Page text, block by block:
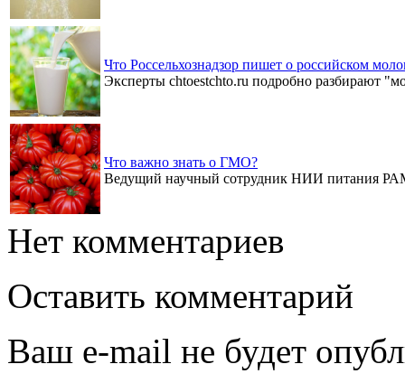
Что Россельхознадзор пишет о российском
Эксперты chtoestchto.ru подробно разбирают
Что важно знать о ГМО?
Ведущий научный сотрудник НИИ питания
Нет комментариев
Оставить комментарий
Ваш e-mail не будет